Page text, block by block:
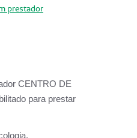
prestador
CENTRO DE
para prestar